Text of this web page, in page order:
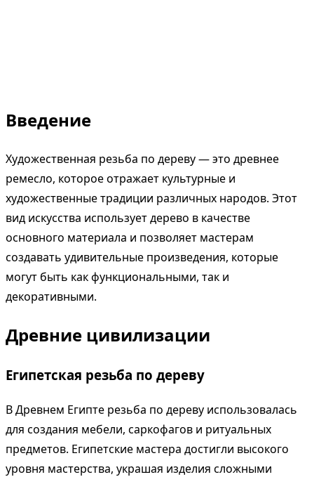
Введение
Художественная резьба по дереву — это древнее
ремесло, которое отражает культурные и
художественные традиции различных народов. Этот
вид искусства использует дерево в качестве
основного материала и позволяет мастерам
создавать удивительные произведения, которые
могут быть как функциональными, так и
декоративными.
Древние цивилизации
Египетская резьба по дереву
В Древнем Египте резьба по дереву использовалась
для создания мебели, саркофагов и ритуальных
предметов. Египетские мастера достигли высокого
уровня мастерства, украшая изделия сложными